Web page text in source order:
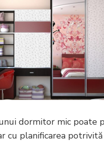
dormitor mic poate
cu planificarea